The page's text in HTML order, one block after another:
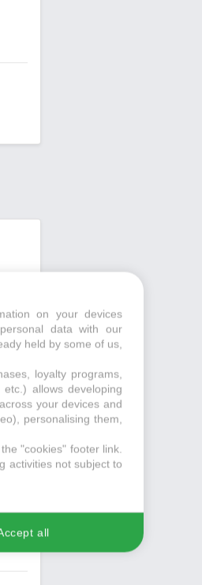
on your devices
data with our
held by some of us,
loyalty programs,
allows developing
your devices and
personalising them,
"cookies" footer link
activities not subject to
all